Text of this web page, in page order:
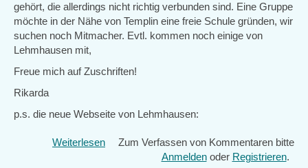
gehört, die allerdings nicht richtig verbunden sind. Eine Gruppe
möchte in der Nähe von Templin eine freie Schule gründen, wir
suchen noch Mitmacher. Evtl. kommen noch einige von
Lehmhausen mit,
Freue mich auf Zuschriften!
Rikarda
p.s. die neue Webseite von Lehmhausen:
Weiterlesen überZum Verfassen von Kommentaren bitte
Anmeldenoder Registrieren.